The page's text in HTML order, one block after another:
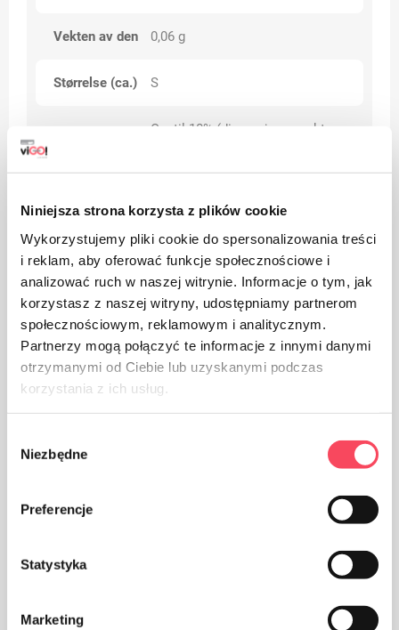
Niniejsza strona korzysta z plików cookie
Wykorzystujemy pliki cookie do spersonalizowania treści
i reklam, aby oferować funkcje społecznościowe i
analizować ruch w naszej witrynie. Informacje o tym, jak
korzystasz z naszej witryny, udostępniamy partnerom
społecznościowym, reklamowym i analitycznym.
Partnerzy mogą połączyć te informacje z innymi danymi
otrzymanymi od Ciebie lub uzyskanymi podczas
korzystania z ich usług.
zgody
Niezbędne
Preferencje
Statystyka
Marketing
Vekten av den 0,06 g
Størrelse (ca.) S
Opptil 10% (dimensjoner, vekter,
Advarsler